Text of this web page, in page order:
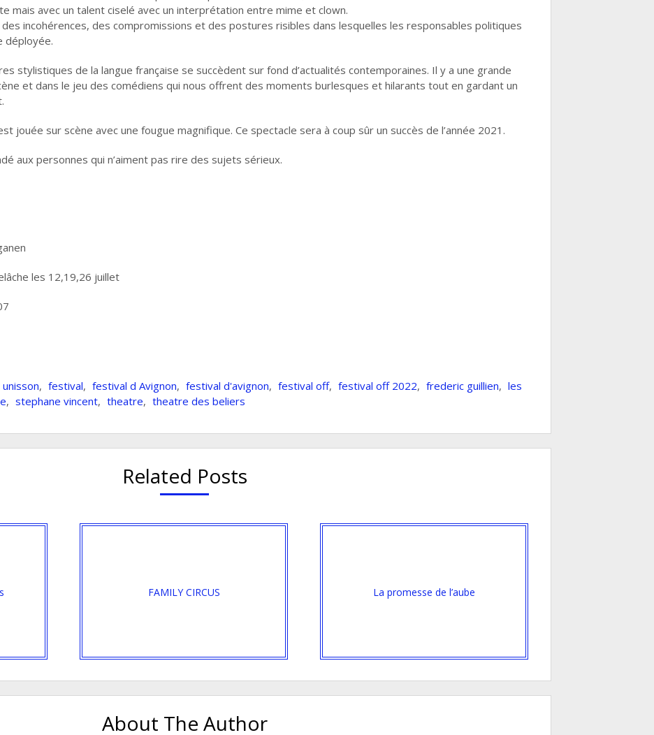
mais avec un talent ciselé avec un interprétation entre mime et clown.
incohérences, des compromissions et des postures risibles dans lesquelles les responsables politiques
déployée.
stylistiques de la langue française se succèdent sur fond d’actualités contemporaines. Il y a une grande
et dans le jeu des comédiens qui nous offrent des moments burlesques et hilarants tout en gardant un
jouée sur scène avec une fougue magnifique. Ce spectacle sera à coup sûr un succès de l’année 2021.
aux personnes qui n’aiment pas rire des sujets sérieux.
les 12,19,26 juillet
, festival, festival d Avignon, festival d'avignon, festival off, festival off 2022, frederic guillien, les
, stephane vincent, theatre, theatre des beliers
Related Posts
FAMILY CIRCUS La promesse de l’aube
About The Author